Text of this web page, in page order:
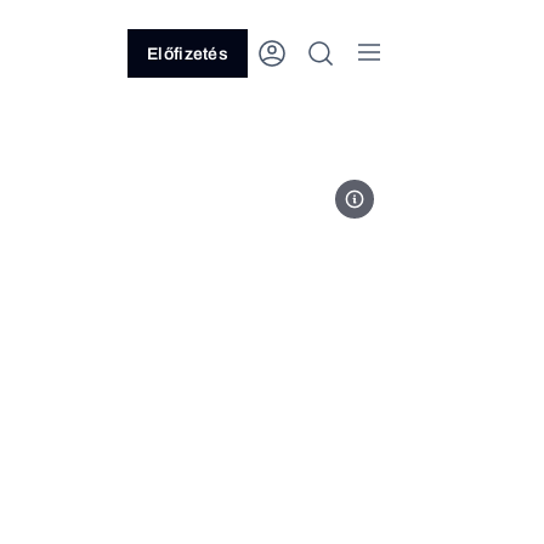
Előfizetés
Fotó: MTI/Balogh Zoltán